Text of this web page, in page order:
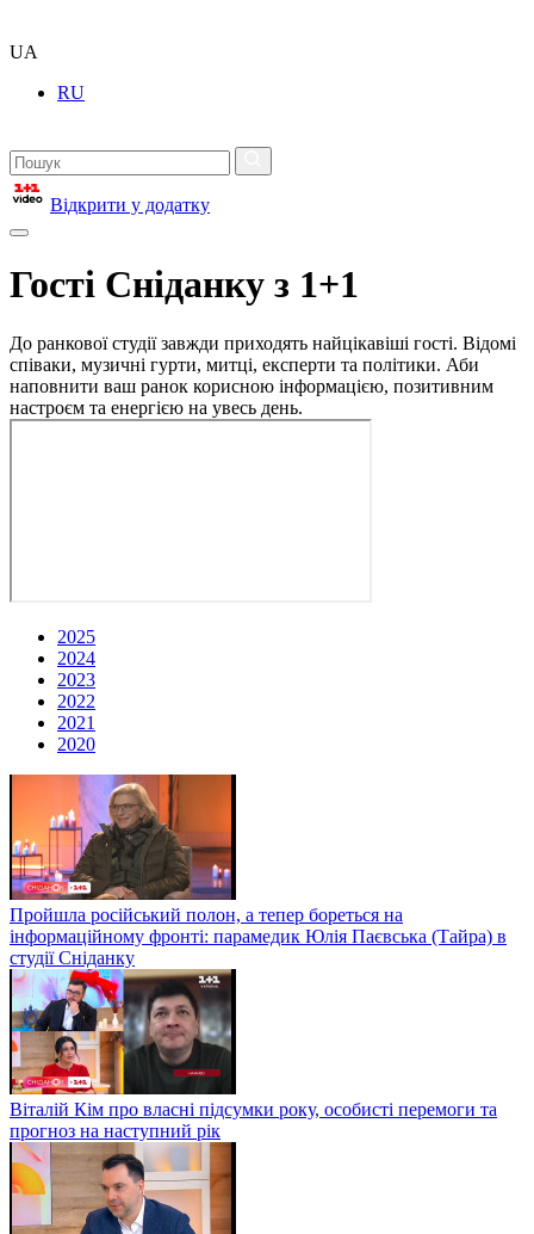
UA
RU
Відкрити у додатку
Гості Сніданку з 1+1
До ранкової студії завжди приходять найцікавіші гості. Відомі
співаки, музичні гурти, митці, експерти та політики. Аби
наповнити ваш ранок корисною інформацією, позитивним
настроєм та енергією на увесь день.
2025
2024
2023
2022
2021
2020
Пройшла російський полон, а тепер бореться на
інформаційному фронті: парамедик Юлія Паєвська (Тайра) в
студії Сніданку
Віталій Кім про власні підсумки року, особисті перемоги та
прогноз на наступний рік